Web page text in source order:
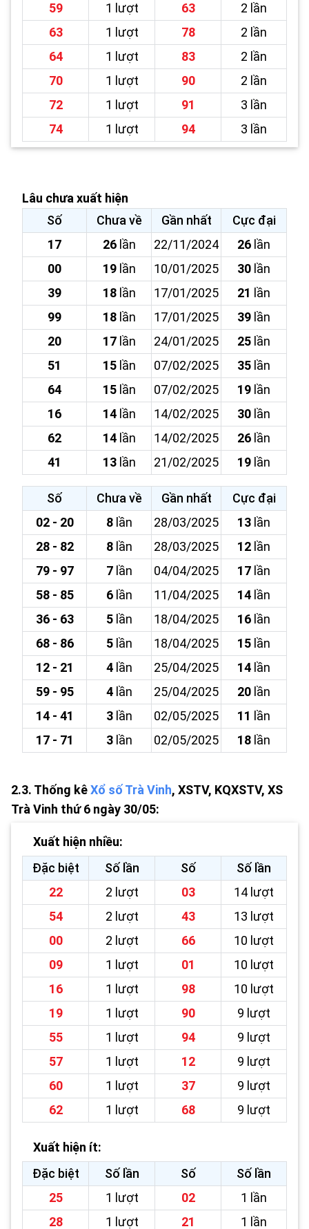
59
1 lượt 63
2 lần
63
1 lượt 78
2 lần
64
1 lượt 83
2 lần
70
1 lượt 90
2 lần
72
1 lượt 91
3 lần
74
1 lượt 94 3 lần
Lâu chưa xuất hiện
Số
Chưa về Gần nhất
Cực đại
17
26lần 22/11/2024 26 lần
00
19lần 10/01/2025 30 lần
39
18lần 17/01/2025 21 lần
99
18lần 17/01/2025 39 lần
20
17lần 24/01/2025 25 lần
51
15lần 07/02/2025 35 lần
64
15lần 07/02/2025 19 lần
16
14lần 14/02/2025 30 lần
62
14lần 14/02/2025 26 lần
41
13lần 21/02/2025 19 lần
Số Chưa về Gần nhất
Cực đại
02 - 20
8lần 28/03/2025 13 lần
28 - 82
8lần 28/03/2025 12 lần
79 - 97
7lần 04/04/2025 17 lần
58 - 85
6lần 11/04/2025 14 lần
36 - 63
5lần 18/04/2025 16 lần
68 - 86
5lần 18/04/2025 15 lần
12 - 21
4lần 25/04/2025 14 lần
59 - 95
4lần 25/04/2025 20 lần
14 - 41
3lần 02/05/2025 11 lần
17 - 71
3lần 02/05/2025 18 lần
2.3. Thống kêXổ số Trà Vinh, XSTV, KQXSTV, XS
Trà Vinh thứ 6 ngày 30/05:
Xuất hiện nhiều:
Đặc biệt
Số lần Số
Số lần
22
2 lượt 03
14 lượt
54
2 lượt 43
13 lượt
00
2 lượt 66
10 lượt
09
1 lượt 01
10 lượt
16
1 lượt 98
10 lượt
19
1 lượt 90
9 lượt
55
1 lượt 94
9 lượt
57
1 lượt 12
9 lượt
60
1 lượt 37
9 lượt
62
1 lượt 68 9 lượt
Xuất hiện ít:
Đặc biệt
Số lần Số
Số lần
25
1 lượt 02
1 lần
28
1 lượt 21 1 lần